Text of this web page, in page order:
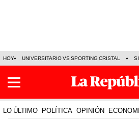
HOY UNIVERSITARIO VS SPORTING CRISTAL
LO ÚLTIMO POLÍTICA OPINIÓN